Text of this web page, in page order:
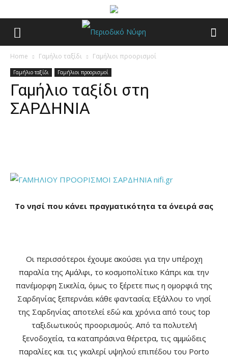
Home Γαμήλιο ταξίδι Γαμήλιοι προορισμοί
Γαμήλιο ταξίδι Γαμήλιοι προορισμοί
Γαμήλιο ταξίδι στη
ΣΑΡΔΗΝΙΑ
To νησί που κάνει πραγματικότητα τα όνειρά σας
Οι περισσότεροι έχουμε ακούσει για την υπέροχη
παραλία της Αμάλφι, το κοσμοπολίτικο Κάπρι και την
πανέμορφη Σικελία, όμως το ξέρετε πως η ομορφιά της
Σαρδηνίας ξεπερνάει κάθε φαντασία; Εξάλλου το νησί
της Σαρδηνίας αποτελεί εδώ και χρόνια από τους top
ταξιδιωτικούς προορισμούς. Από τα πολυτελή
ξενοδοχεία, τα καταπράσινα θέρετρα, τις αμμώδεις
παραλίες και τις γκαλερί υψηλού επιπέδου του Porto